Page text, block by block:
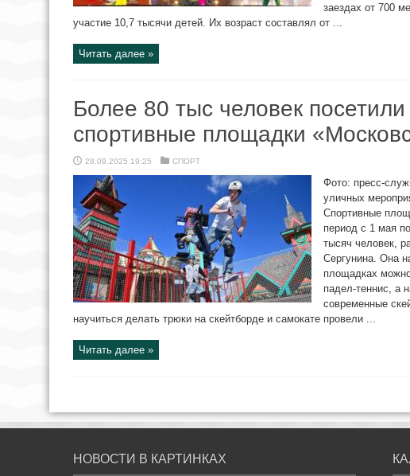
заездах от 700
участие 10,7 тысячи детей. Их возраст составлял от ...
Читать далее »
Более 80 тыс человек посетили
спортивные площадки
28.09.2025 19:25 СПОРТ
Фото: пресс-
уличных
Спортивные
период с 1 мая
тысяч человек,
Сергунина. Она
площадках
падел-теннис, а
современные
научиться делать трюки на скейтборде и самокате провели ...
Читать далее »
НОВОСТИ В КАРТИНКАХ